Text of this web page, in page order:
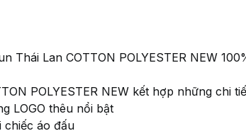
Thái Lan COTTON POLYESTER NEW
POLYESTER NEW kết hợp những chi
LOGO thêu nổi bật
chiếc áo đấu